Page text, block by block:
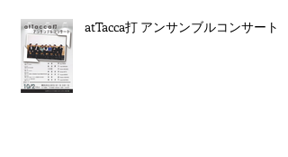
atTacca打 アンサンブルコンサート